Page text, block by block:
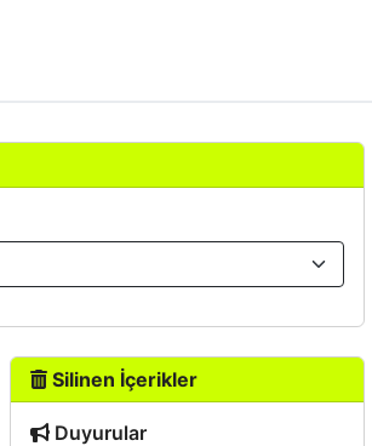
Silinen İçerikler
Duyurular